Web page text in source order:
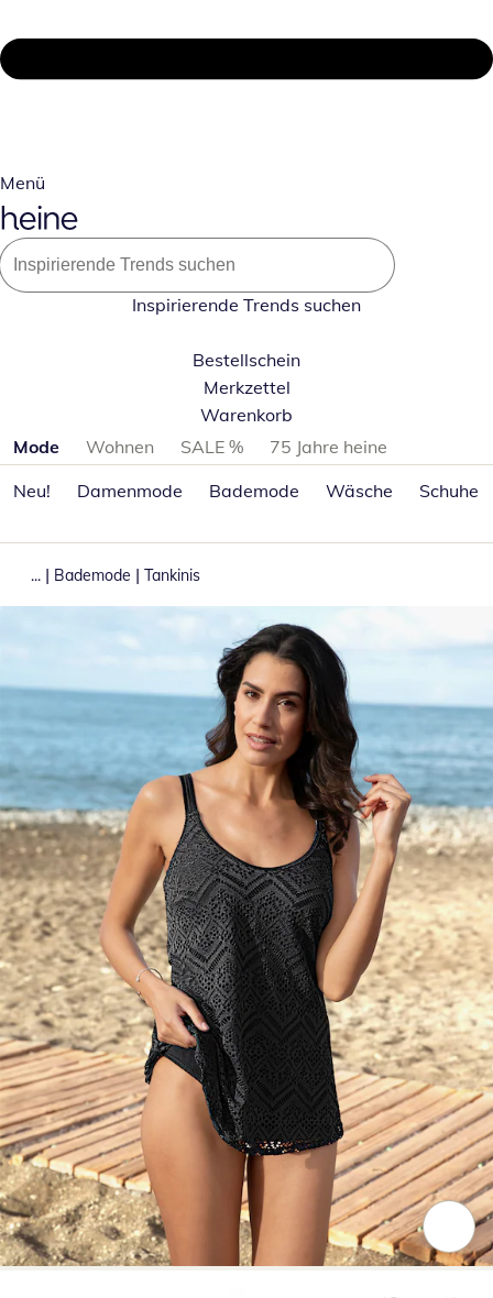
Menü
Inspirierende Trends suchen
Bestellschein
Merkzettel
Warenkorb
Produktkategorien überspringen
Mode Wohnen SALE %
75 Jahre heine
Neu!
Damenmode Bademode Wäsche Schuhe
... | Bademode | Tankinis